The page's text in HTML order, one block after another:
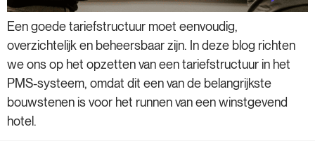
Een goede tariefstructuur moet eenvoudig,
overzichtelijk en beheersbaar zijn. In deze blog richten
we ons op het opzetten van een tariefstructuur in het
PMS-systeem, omdat dit een van de belangrijkste
bouwstenen is voor het runnen van een winstgevend
hotel.